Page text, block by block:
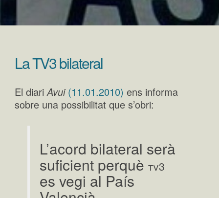
La TV3 bilateral
El diariAvui (11.01.2010) ens informa
sobre una possibilitat que s’obri:
L’acord bilateral serà
suficient perquètv3
es vegi al País